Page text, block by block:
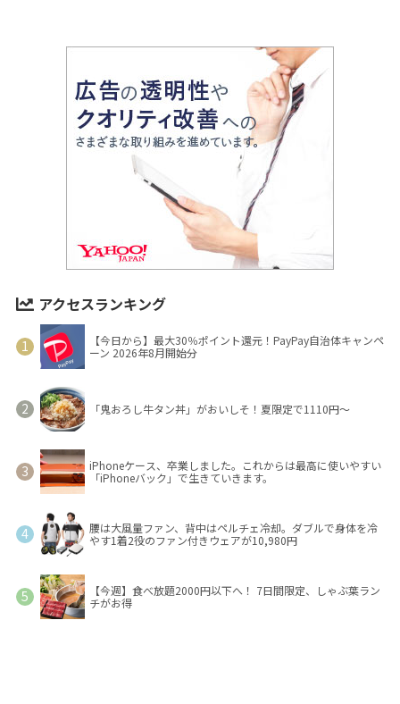
アクセスランキング
【今日から】最大30％ポイント還元！PayPay自治体キャンペ
ーン 2026年8月開始分
「鬼おろし牛タン丼」がおいしそ！夏限定で1110円～
iPhoneケース、卒業しました。これからは最高に使いやすい
「iPhoneバック」で生きていきます。
腰は大風量ファン、背中はペルチェ冷却。ダブルで身体を冷
やす1着2役のファン付きウェアが10,980円
【今週】食べ放題2000円以下へ！ 7日間限定、しゃぶ葉ラン
チがお得